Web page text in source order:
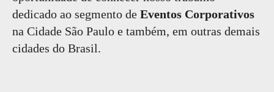
dedicado ao segmento de Eventos Corporativos
na Cidade São Paulo e também, em outras demais
cidades do Brasil.